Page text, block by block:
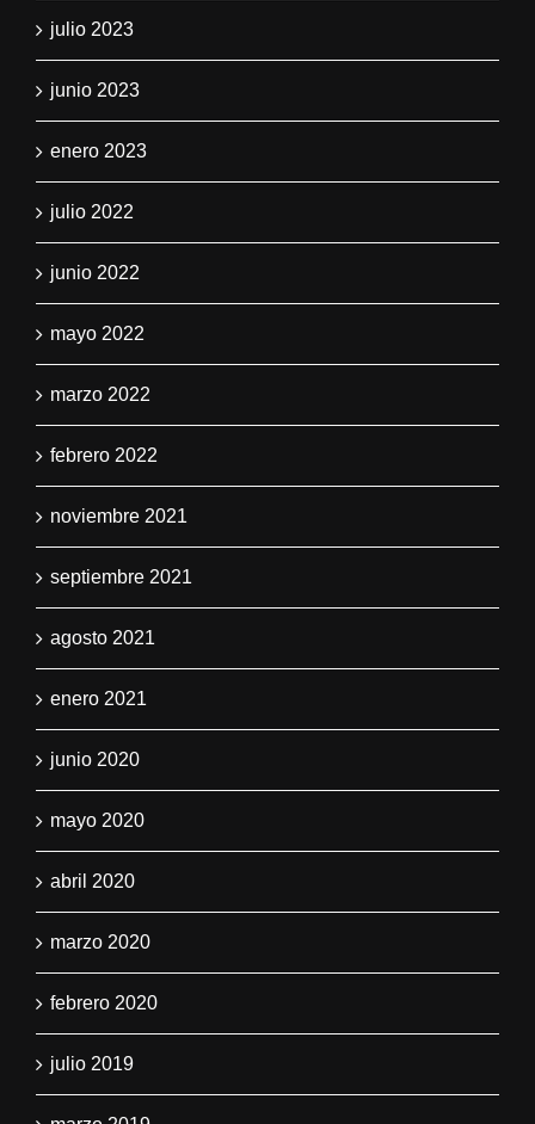
julio 2023
junio 2023
enero 2023
julio 2022
junio 2022
mayo 2022
marzo 2022
febrero 2022
noviembre 2021
septiembre 2021
agosto 2021
enero 2021
junio 2020
mayo 2020
abril 2020
marzo 2020
febrero 2020
julio 2019